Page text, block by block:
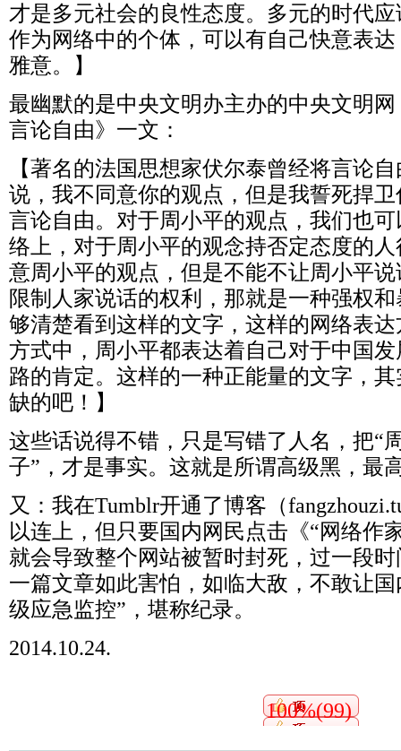
才是多元社会的良性态度。多元的时代
作为网络中的个体，可以有自己快意表
雅意。】
最幽默的是中央文明办主办的中央文明
言论自由》一文：
【著名的法国思想家伏尔泰曾经将言论
说，我不同意你的观点，但是我誓死捍
言论自由。对于周小平的观点，我们也
络上，对于周小平的观念持否定态度的
意周小平的观点，但是不能不让周小平
限制人家说话的权利，那就是一种强权
够清楚看到这样的文字，这样的网络表
方式中，周小平都表达着自己对于中国
路的肯定。这样的一种正能量的文字，
缺的吧！】
这些话说得不错，只是写错了人名，把“
子”，才是事实。这就是所谓高级黑，最
又：我在Tumblr开通了博客（
以连上，但只要国内网民点击《“网络作
就会导致整个网站被暂时封死，过一段
一篇文章如此害怕，如临大敌，不敢让
级应急监控”，堪称纪录。
2014.10.24.
100%(99)